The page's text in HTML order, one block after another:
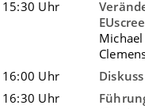
15:30 Uhr
16:00 Uhr
16:30 Uhr